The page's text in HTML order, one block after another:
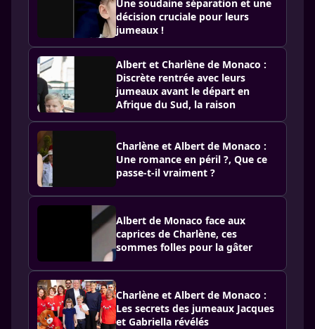
Une soudaine séparation et une
décision cruciale pour leurs
jumeaux !
Albert et Charlène de Monaco :
Discrète rentrée avec leurs
jumeaux avant le départ en
Afrique du Sud, la raison
Charlène et Albert de Monaco :
Une romance en péril ?, Que ce
passe-t-il vraiment ?
Albert de Monaco face aux
caprices de Charlène, ces
sommes folles pour la gâter
Charlène et Albert de Monaco :
Les secrets des jumeaux Jacques
et Gabriella révélés